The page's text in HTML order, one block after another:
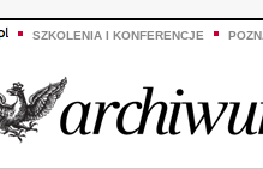
SZKOLENIA I KONFERENCJE